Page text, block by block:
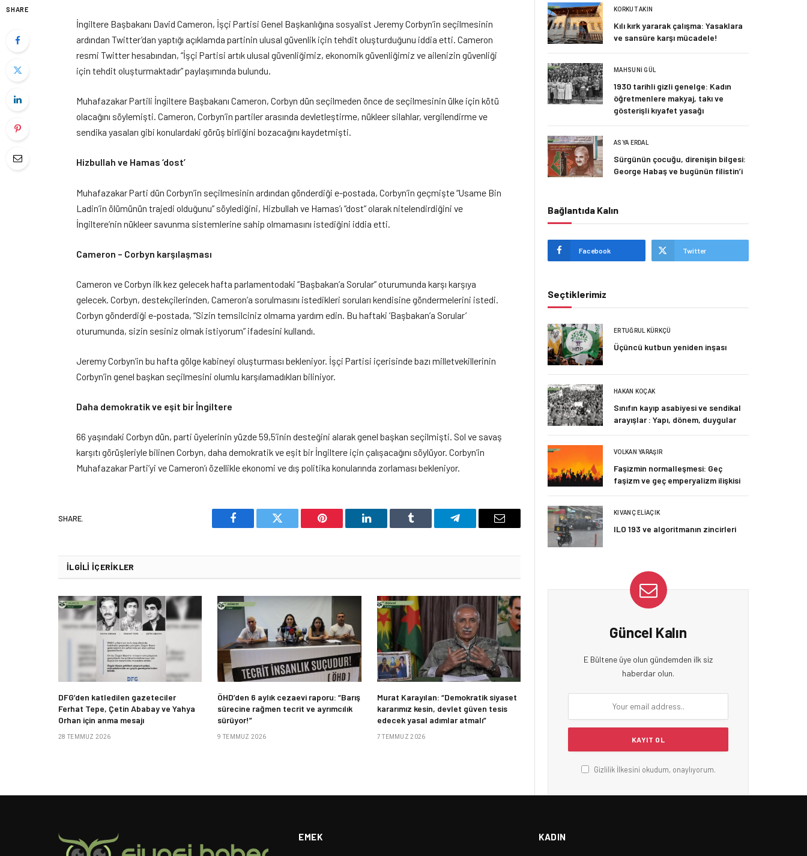
SHARE
İngiltere Başbakanı David Cameron, İşçi Partisi Genel Başkanlığına sosyalist Jeremy Corbyn’in seçilmesinin
ardından Twitter’dan yaptığı açıklamda partinin ulusal güvenlik için tehdit oluşturduğunu iddia etti. Cameron
resmi Twitter hesabından, “İşçi Partisi artık ulusal güvenliğimiz, ekonomik güvenliğimiz ve ailenizin güvenliği
için tehdit oluşturmaktadır” paylaşımında bulundu.
Muhafazakar Partili İngiltere Başbakanı Cameron, Corbyn dün seçilmeden önce de seçilmesinin ülke için kötü
olacağını söylemişti. Cameron, Corbyn’in partiler arasında devletleştirme, nükleer silahlar, vergilendirme ve
sendika yasaları gibi konulardaki görüş birliğini bozacağını kaydetmişti.
Hizbullah ve Hamas ‘dost’
Muhafazakar Parti dün Corbyn’in seçilmesinin ardından gönderdiği e-postada, Corbyn’in geçmişte “Usame Bin
Ladin’in ölümünün trajedi olduğunu” söylediğini, Hizbullah ve Hamas’ı “dost” olarak nitelendirdiğini ve
İngiltere’nin nükleer savunma sistemlerine sahip olmamasını istediğini iddia etti.
Cameron – Corbyn karşılaşması
Cameron ve Corbyn ilk kez gelecek hafta parlamentodaki “Başbakan’a Sorular” oturumunda karşı karşıya
gelecek. Corbyn, destekçilerinden, Cameron’a sorulmasını istedikleri soruları kendisine göndermelerini istedi.
Corbyn gönderdiği e-postada, “Sizin temsilciniz olmama yardım edin. Bu haftaki ‘Başbakan’a Sorular’
oturumunda, sizin sesiniz olmak istiyorum” ifadesini kullandı.
Jeremy Corbyn’in bu hafta gölge kabineyi oluşturması bekleniyor. İşçi Partisi içerisinde bazı milletvekillerinin
Corbyn’in genel başkan seçilmesini olumlu karşılamadıkları biliniyor.
Daha demokratik ve eşit bir İngiltere
66 yaşındaki Corbyn dün, parti üyelerinin yüzde 59,5’inin desteğini alarak genel başkan seçilmişti. Sol ve savaş
karşıtı görüşleriyle bilinen Corbyn, daha demokratik ve eşit bir İngiltere için çalışacağını söylüyor. Corbyn’in
Muhafazakar Parti’yi ve Cameron’ı özellikle ekonomi ve dış politika konularında zorlaması bekleniyor.
SHARE.
Facebook Twitter Pinterest LinkedIn Tumblr Telegram Email
İLGILI İÇERIKLER
DFG’den katledilen gazeteciler
Ferhat Tepe, Çetin Ababay ve Yahya
Orhan için anma mesajı
28 TEMMUZ 2026
ÖHD’den 6 aylık cezaevi raporu: “Barış
sürecine rağmen tecrit ve ayrımcılık
sürüyor!”
9 TEMMUZ 2026
Murat Karayılan: “Demokratik siyaset
kararımız kesin, devlet güven tesis
edecek yasal adımlar atmalı”
7 TEMMUZ 2026
KORKUT AKIN
Kılı kırk yararak çalışma: Yasaklara
ve sansüre karşı mücadele!
MAHSUNI GÜL
1930 tarihli gizli genelge: Kadın
öğretmenlere makyaj, takı ve
gösterişli kıyafet yasağı
ASYA ERDAL
Sürgünün çocuğu, direnişin bilgesi:
George Habaş ve bugünün filistin’i
Bağlantıda Kalın
Facebook Twitter
Seçtiklerimiz
ERTUĞRUL KÜRKÇÜ
Üçüncü kutbun yeniden inşası
HAKAN KOÇAK
Sınıfın kayıp asabiyesi ve sendikal
arayışlar : Yapı, dönem, duygular
VOLKAN YARAŞIR
Faşizmin normalleşmesi: Geç
faşizm ve geç emperyalizm ilişkisi
KIVANÇ ELIAÇIK
ILO 193 ve algoritmanın zincirleri
Güncel Kalın
E Bültene üye olun gündemden ilk siz
haberdar olun.
Gizlilik İlkesini okudum, onaylıyorum.
EMEK KADIN